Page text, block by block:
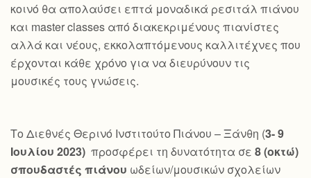
κοινό θα απολαύσει επτά μοναδικά ρεσιτάλ πιάνου
και master classes από διακεκριμένους πιανίστες
αλλά και νέους, εκκολαπτόμενους καλλιτέχνες που
έρχονται κάθε χρόνο για να διευρύνουν τις
μουσικές τους γνώσεις.
Το Διεθνές Θερινό Ινστιτούτο Πιάνου – Ξάνθη (3- 9
Ιουλίου 2023) προσφέρει τη δυνατότητα σε 8 (οκτώ)
σπουδαστές πιάνου ωδείων/μουσικών σχολείων